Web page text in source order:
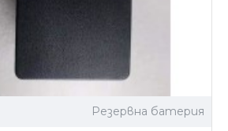
Резервна батерия